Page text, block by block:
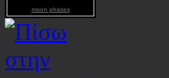
moon phases